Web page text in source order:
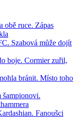
obě ruce. Zápas
Szabová může dojít
boje. Cormier zuřil,
bránit. Místo toho
Fanoušci